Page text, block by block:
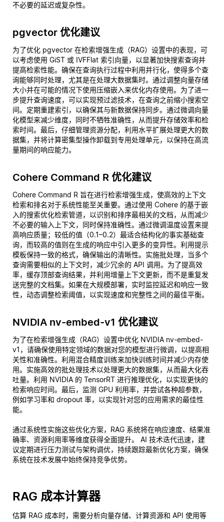
不必要的延迟或复杂性。
pgvector 优化建议
为了优化 pgvector 在检索增强生成（RAG）设置中的表现，可
以考虑使用 GiST 或 IVFFlat 索引向量，以显著加快搜索查询并
提高检索性能。确保在查询执行过程中利用并行化，使得多个查
询能够同时处理，尤其是在处理大数据集时。通过调整向量存储
大小并在可能的情况下使用压缩嵌入来优化内存使用。为了进一
步提升查询速度，可以实现预过滤技术，在查询之前缩小搜索空
间。定期重建索引，以确保其与新数据保持同步。通过微调向量
化模型来减少维度，同时不牺牲准确性，从而提升存储效率和检
索时间。最后，仔细管理资源分配，利用水平扩展处理更大的数
据集，并将计算密集型操作卸载到专用处理单元，以保持在高流
量期间的响应能力。
Cohere Command R 优化建议
Cohere Command R 旨在进行检索增强生成，使高效的上下文
检索和排名对于系统性能至关重要。通过使用 Cohere 的基于嵌
入的搜索优化检索管道，以识别和排序最相关的文档，从而减少
不必要的输入上下文，同时保持准确性。通过微调温度设置来提
高响应质量；较低的值（0.1–0.2）最适合结构化的事实基础查
询，而较高的值则在生成的响应中引入更多的变异性。利用提示
模板保持一致的格式，确保输出的清晰性。实施批处理，当多个
查询需要相似的上下文时，减少冗余的 API 调用。为了提高效
率，缓存顶部查询结果，并利用增量上下文更新，而不是重复发
送完整的文档集。如果在大规模部署，实时监控延迟和响应一致
性，动态调整检索阈值，以实现速度和完整性之间的最佳平衡。
NVIDIA nv-embed-v1 优化建议
为了在检索增强生成（RAG）设置中优化 NVIDIA nv-embed-
v1，请确保使用特定领域的数据对您的模型进行微调，以提高相
关性和准确性。利用混合精度训练来加快训练时间并减少内存使
用。实施高效的批处理技术以处理更大的数据集，从而最大化吞
吐量。利用 NVIDIA 的 TensorRT 进行推理优化，以实现更快的
检索响应时间。最后，监测 GPU 利用率，并尝试各种超参数，
例如学习率和 dropout 率，以实现针对您的应用需求的最佳性
能。
通过系统性实施这些优化方案，RAG 系统将在响应速度、结果准
确率、资源利用率等维度获得全面提升。 AI 技术迭代迅速，建
议定期进行压力测试与架构调优，持续跟踪最新优化方案，确保
系统在技术发展中始终保持竞争优势。
RAG 成本计算器
估算 RAG 成本时，需要分析向量存储、计算资源和 API 使用等